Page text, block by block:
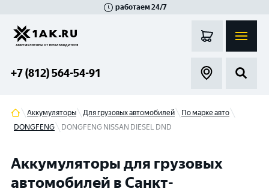
работаем 24/7
+7 (812) 564-54-91
Аккумуляторы Для грузовых автомобилей
По марке авто
DONGFENG
DONGFENG NISSAN DIESEL DND
Аккумуляторы для грузовых
автомобилей в Санкт-
Гатчина